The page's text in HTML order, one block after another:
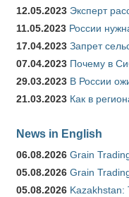
12.05.2023 Эксперт
11.05.2023 России
17.04.2023 Запрет
07.04.2023 Почему в
29.03.2023 В России
21.03.2023 Как в
News in English
06.08.2026 Grain
05.08.2026 Grain
05.08.2026 Kazakhstan: